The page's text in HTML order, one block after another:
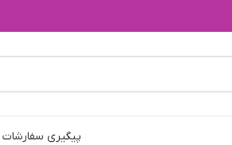
پیگیری سفارشات